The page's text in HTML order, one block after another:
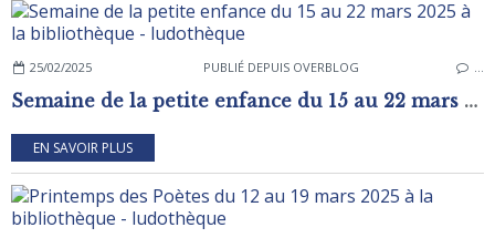
25/02/2025 PUBLIÉ DEPUIS OVERBLOG
Semaine de la petite enfance du 15 au 22 mars 2025 à la bibliothèque - ludothèque
EN SAVOIR PLUS